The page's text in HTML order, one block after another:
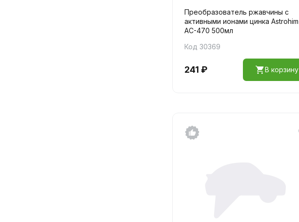
Преобразователь ржавчины с
активными ионами цинка Astrohim
AC-470 500мл
Код 30369
241 ₽ В корзину